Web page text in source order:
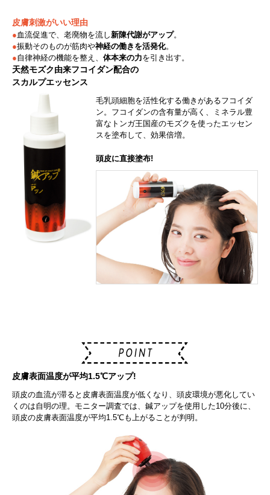
皮膚刺激がいい理由
●血流促進で、老廃物を流し新陳代謝がアップ。
●振動そのものが筋肉や神経の働きを活発化。
●自律神経の機能を整え、 体本来の力を引き出す。
天然モズク由来フコイダン配合の
スカルプエッセンス
毛乳頭細胞を活性化する働きがあるフコイダ
ン。フコイダンの含有量が高く、ミネラル豊
富なトンガ王国産のモズクを使ったエッセン
スを塗布して、効果倍増。
頭皮に直接塗布!
皮膚表面温度が平均1.5℃アップ!
頭皮の血流が滞ると皮膚表面温度が低くなり、頭皮環境が悪化してい
くのは自明の理。モニター調査では、鍼アップを使用した10分後に、
頭皮の皮膚表面温度が平均1.5℃も上がることが判明。